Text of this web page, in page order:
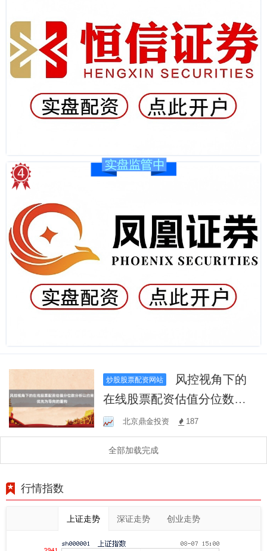
炒股股票配资网站
在线股票配资估值分位数分
析以约束优先为导向的重构
北京鼎金投资 187
全部加载完成
行情指数
上证走势 深证走势 创业走势